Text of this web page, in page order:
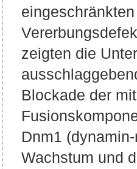
zeigten die
Blockade der
Dnm1
Wachstum und